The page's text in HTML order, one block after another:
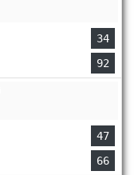
34
92
47
66